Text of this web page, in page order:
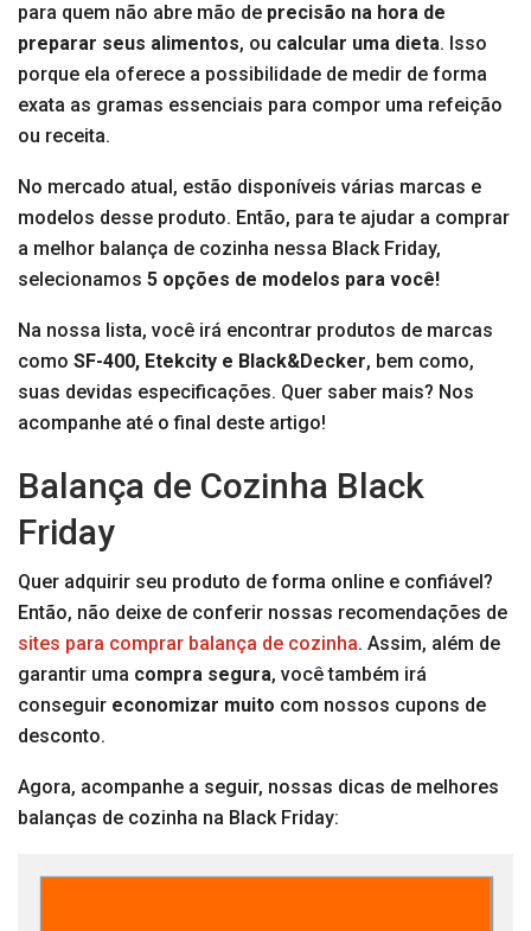
para quem não abre mão de precisão na hora de
preparar seus alimentos, ou calcular uma dieta. Isso
porque ela oferece a possibilidade de medir de forma
exata as gramas essenciais para compor uma refeição
ou receita.
No mercado atual, estão disponíveis várias marcas e
modelos desse produto. Então, para te ajudar a comprar
a melhor balança de cozinha nessa Black Friday,
selecionamos 5 opções de modelos para você!
Na nossa lista, você irá encontrar produtos de marcas
como SF-400, Etekcity e Black&Decker, bem como,
suas devidas especificações. Quer saber mais? Nos
acompanhe até o final deste artigo!
Balança de Cozinha Black
Friday
Quer adquirir seu produto de forma online e confiável?
Então, não deixe de conferir nossas recomendações de
sites para comprar balança de cozinha. Assim, além de
garantir uma compra segura, você também irá
conseguir economizar muito com nossos cupons de
desconto.
Agora, acompanhe a seguir, nossas dicas de melhores
balanças de cozinha na Black Friday: